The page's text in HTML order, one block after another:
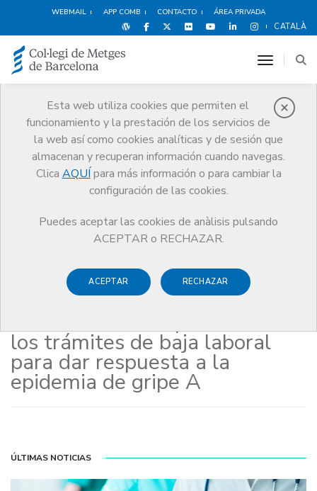
WEBMAIL APP COMB CONTACTO ÁREA PRIVADA
CATALÀ
Esta web utiliza cookies que permiten el
funcionamiento y la prestación de los servicios de
la web así como cookies analíticas y de sesión que
almacenan y recuperan información cuando navegas.
Clica AQUÍ para más información o para cambiar la
configuración de las cookies.
Puedes aceptar las cookies de anàlisis pulsando
ACEPTAR o RECHAZAR.
ACEPTAR RECHAZAR
toggle
Noticias
Comunicación
Noticias
Nota de prensa de la semFYC solicitando la simplificación de los
trámites de baja laboral para dar respuesta a la epidemia de gripe A
6 DICIEMBRE DE 2009
Nota de prensa de la semFYC
solicitando la simplificación de
los trámites de baja laboral
para dar respuesta a la
epidemia de gripe A
ÚLTIMAS NOTICIAS